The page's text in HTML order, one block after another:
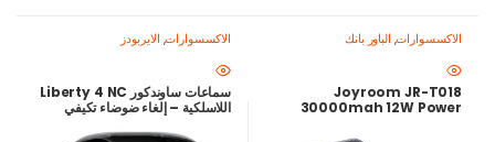
الاكسسوارات, الباور بانك
Joyroom JR-T018
30000mah 12W Power
الاكسسوارات, الايربودز
سماعات ساوندكور Liberty 4 NC
اللاسلكية – إلغاء ضوضاء تكيفي